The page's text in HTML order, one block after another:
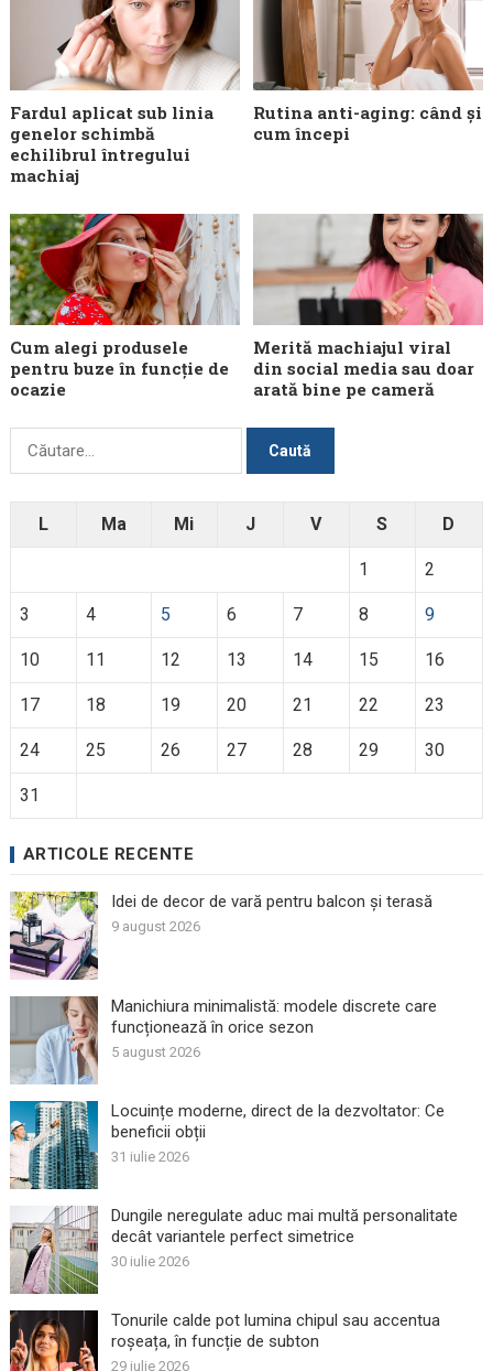
Fardul aplicat sub linia
genelor schimbă
echilibrul întregului
machiaj
Rutina anti-aging: când și
cum începi
Cum alegi produsele
pentru buze în funcție de
ocazie
Merită machiajul viral
din social media sau doar
arată bine pe cameră
Caută
L Ma Mi J V S D
1 2
3 4 5 6 7 8 9
10 11 12 13 14 15 16
17 18 19 20 21 22 23
24 25 26 27 28 29 30
31
ARTICOLE RECENTE
Idei de decor de vară pentru balcon și terasă
9 august 2026
Manichiura minimalistă: modele discrete care
funcționează în orice sezon
5 august 2026
Locuințe moderne, direct de la dezvoltator: Ce
beneficii obții
31 iulie 2026
Dungile neregulate aduc mai multă personalitate
decât variantele perfect simetrice
30 iulie 2026
Tonurile calde pot lumina chipul sau accentua
roșeața, în funcție de subton
29 iulie 2026